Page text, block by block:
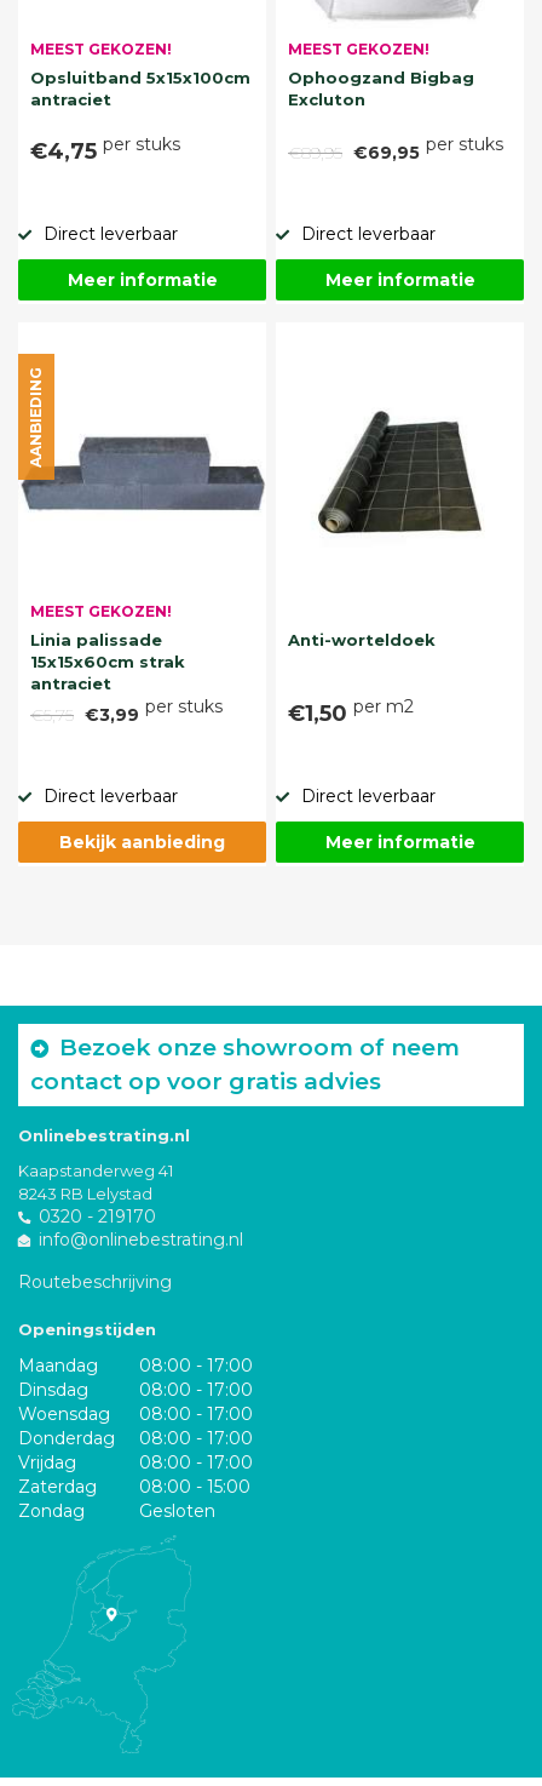
MEEST GEKOZEN!
Opsluitband 5x15x100cm
antraciet
€4,75 per stuks
Direct leverbaar
Meer informatie
MEEST GEKOZEN!
Ophoogzand Bigbag
Excluton
€89,95 €69,95 per stuks
Direct leverbaar
Meer informatie
MEEST GEKOZEN!
Linia palissade
15x15x60cm strak
antraciet
€5,75 €3,99 per stuks
AANBIEDING
Direct leverbaar
Bekijk aanbieding
Anti-worteldoek
€1,50 per m2
Direct leverbaar
Meer informatie
Bezoek onze showroom of neem
contact op voor gratis advies
Onlinebestrating.nl
Kaapstanderweg 41
8243 RB Lelystad
0320 - 219170
info@onlinebestrating.nl
Routebeschrijving
Openingstijden
Maandag
08:00 - 17:00
Dinsdag
08:00 - 17:00
Woensdag
08:00 - 17:00
Donderdag
08:00 - 17:00
Vrijdag
08:00 - 17:00
Zaterdag
08:00 - 15:00
Zondag
Gesloten